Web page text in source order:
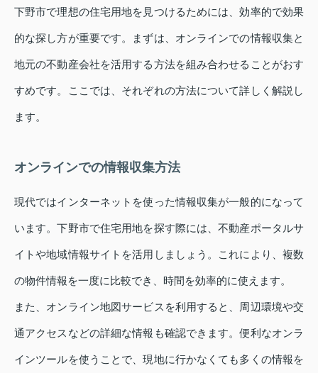
下野市で理想の住宅用地を見つけるためには、効率的で効果
的な探し方が重要です。まずは、オンラインでの情報収集と
地元の不動産会社を活用する方法を組み合わせることがおす
すめです。ここでは、それぞれの方法について詳しく解説し
ます。
オンラインでの情報収集方法
現代ではインターネットを使った情報収集が一般的になって
います。下野市で住宅用地を探す際には、不動産ポータルサ
イトや地域情報サイトを活用しましょう。これにより、複数
の物件情報を一度に比較でき、時間を効率的に使えます。
また、オンライン地図サービスを利用すると、周辺環境や交
通アクセスなどの詳細な情報も確認できます。便利なオンラ
インツールを使うことで、現地に行かなくても多くの情報を